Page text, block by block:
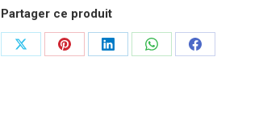
Partager ce produit
PartagerPartagerPartagerPartagerPartager